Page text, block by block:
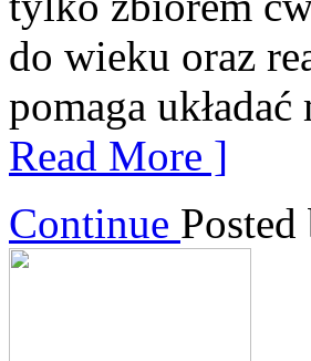
do wieku oraz
pomaga
Read More ]
Continue